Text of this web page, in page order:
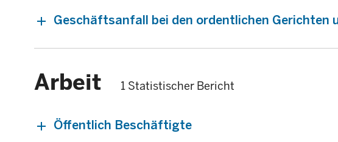
Geschäftsanfall bei den ordentlichen
Arbeit 1 Statistischer Bericht
Öffentlich Beschäftigte